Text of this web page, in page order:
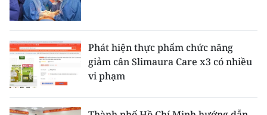
Phát hiện thực phẩm chức năng
giảm cân Slimaura Care x3 có nhiều
vi phạm